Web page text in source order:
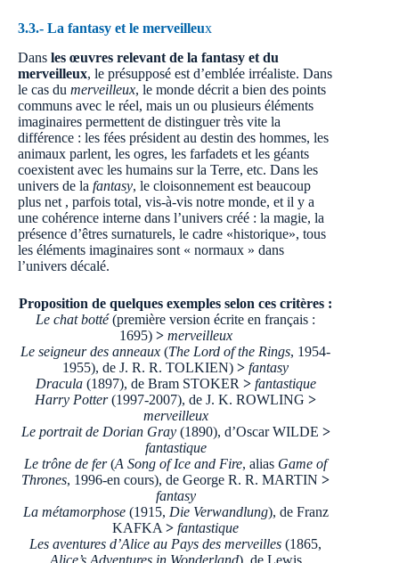
3.3.- La fantasy et le merveilleux
Dans les œuvres relevant de la fantasy et du
merveilleux, le présupposé est d’emblée irréaliste. Dans
le cas du merveilleux, le monde décrit a bien des points
communs avec le réel, mais un ou plusieurs éléments
imaginaires permettent de distinguer très vite la
différence : les fées président au destin des hommes, les
animaux parlent, les ogres, les farfadets et les géants
coexistent avec les humains sur la Terre, etc. Dans les
univers de la fantasy, le cloisonnement est beaucoup
plus net , parfois total, vis-à-vis notre monde, et il y a
une cohérence interne dans l’univers créé : la magie, la
présence d’êtres surnaturels, le cadre «historique», tous
les éléments imaginaires sont « normaux » dans
l’univers décalé.
Proposition de quelques exemples selon ces critères :
Le chat botté(première version écrite en français :
1695)> merveilleux
Le seigneur des anneaux (The Lord of the Rings, 1954-
1955), de J. R. R. TOLKIEN) >fantasy
Dracula(1897), de Bram STOKER > fantastique
Harry Potter(1997-2007), de J. K. ROWLING>
merveilleux
Le portrait de Dorian Gray(1890), d’Oscar WILDE >
fantastique
Le trône de fer(A Song of Ice and Fire, alias Game of
Thrones, 1996-en cours), de George R. R. MARTIN>
fantasy
La métamorphose (1915, Die Verwandlung), de Franz
KAFKA> fantastique
Les aventures d’Alice au Pays des merveilles (1865,
Alice’s Adventures in Wonderland), de Lewis